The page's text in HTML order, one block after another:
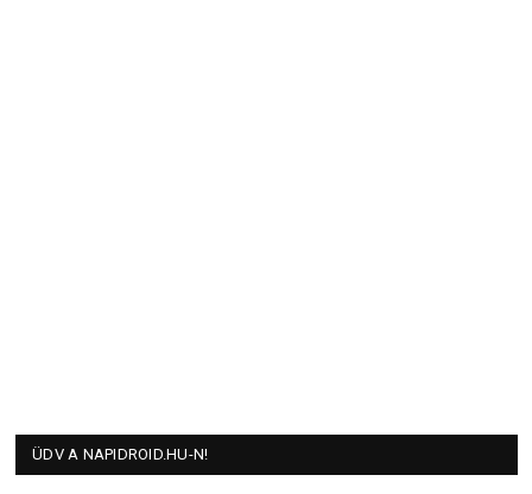
ÜDV A NAPIDROID.HU-N!